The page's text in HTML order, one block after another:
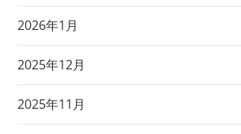
2026年1月
2025年12月
2025年11月